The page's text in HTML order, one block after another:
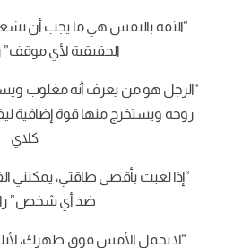
“الثقة بالنفس هي ما يجب أن
الحقيقية لأي
“الرجل هو من يعرف أنه مغلوب
روحه ويستخرج منها قوة إضافية
كلاي
“إذا لعبت بأقصى طاقتي، يمكنني
ضد أي شخص”
“لا تحمل الأمس فوق ظهرك،